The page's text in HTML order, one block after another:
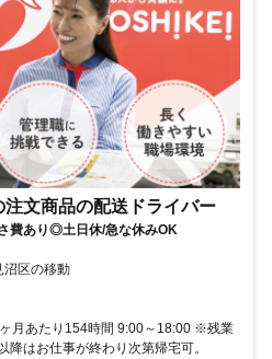
文商品の配送ドライバー
費あり◎土日休/急な休みOK
沼区の移動
月あたり154時間 9:00～18:00 ※残業
はお仕事が終わり次第帰宅可。